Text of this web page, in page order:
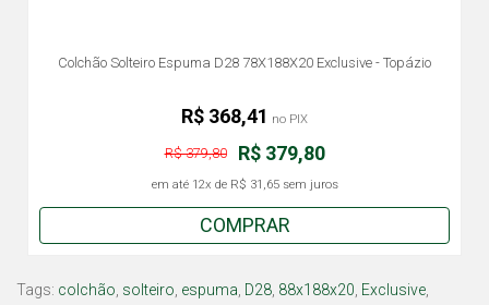
Colchão Solteiro Espuma D28 78X188X20 Exclusive - Topázio
R$ 379,80
R$ 379,80
em até 12x de R$ 31,65sem juros
R$ 368,41 no PIX
COMPRAR
Tags: colchão solteiro espuma D28 88x188x20 Exclusive